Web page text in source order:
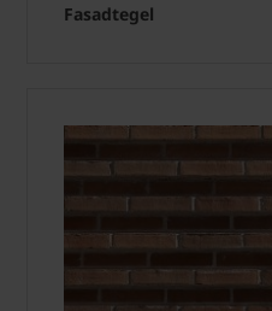
Fasadtegel